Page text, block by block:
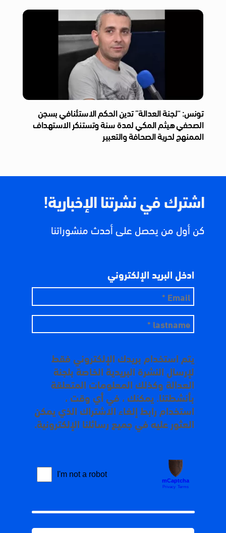
تونس: “لجنة العدالة” تدين الحكم الاستئنافي بسجن
الصحفي هيثم المكي لمدة سنة وتستنكر الاستهداف
الممنهج لحرية الصحافة والتعبير
اشترك في نشرتنا الإخبارية!
كن أول من يحصل على أحدث منشوراتنا
ادخل البريد الإلكتروني
يتم استخدام بريدك الإلكتروني فقط
لإرسال النشرة البريدية الخاصة بلجنة
العدالة وكذلك المعلومات المتعلقة
بأنشطتنا. يمكنك ، في أي وقت ،
استخدام رابط إلغاء الاشتراك الذي يمكن
العثور عليه في جميع رسائلنا الإلكترونية.